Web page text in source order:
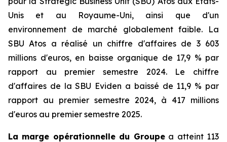
Unis et au Royaume-Uni, ainsi que d'un
environnement de marché globalement faible. La
SBU Atos a réalisé un chiffre d'affaires de 3 603
millions d'euros, en baisse organique de 17,9 % par
rapport au premier semestre 2024. Le chiffre
d'affaires de la SBU Eviden a baissé de 11,9 % par
rapport au premier semestre 2024, à 417 millions
d'euros au premier semestre 2025.
La marge opérationnelle du Groupea atteint 113